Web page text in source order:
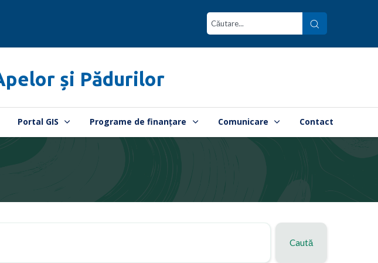
și Pădurilor
Portal GIS Programe de finanțare Comunicare Contact
Caută